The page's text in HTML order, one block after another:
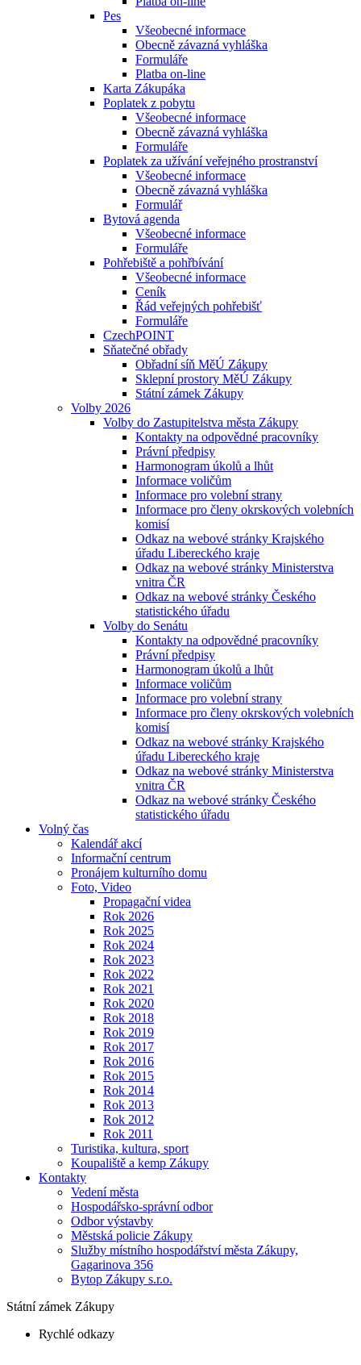
Pes
Všeobecné informace
Obecně závazná vyhláška
Formuláře
Platba on-line
Karta Zákupáka
Poplatek z pobytu
Všeobecné informace
Obecně závazná vyhláška
Formuláře
Poplatek za užívání veřejného prostranství
Všeobecné informace
Obecně závazná vyhláška
Formulář
Bytová agenda
Všeobecné informace
Formuláře
Pohřebiště a pohřbívání
Všeobecné informace
Ceník
Řád veřejných pohřebišť
Formuláře
CzechPOINT
Sňatečné obřady
Obřadní síň MěÚ Zákupy
Sklepní prostory MěÚ Zákupy
Státní zámek Zákupy
Volby 2026
Volby do Zastupitelstva města Zákupy
Kontakty na odpovědné pracovníky
Právní předpisy
Harmonogram úkolů a lhůt
Informace voličům
Informace pro volební strany
Informace pro členy okrskových volebních
komisí
Odkaz na webové stránky Krajského
úřadu Libereckého kraje
Odkaz na webové stránky Ministerstva
vnitra ČR
Odkaz na webové stránky Českého
statistického úřadu
Volby do Senátu
Kontakty na odpovědné pracovníky
Právní předpisy
Harmonogram úkolů a lhůt
Informace voličům
Informace pro volební strany
Informace pro členy okrskových volebních
komisí
Odkaz na webové stránky Krajského
úřadu Libereckého kraje
Odkaz na webové stránky Ministerstva
vnitra ČR
Odkaz na webové stránky Českého
statistického úřadu
Volný čas
Kalendář akcí
Informační centrum
Pronájem kulturního domu
Foto, Video
Propagační videa
Rok 2026
Rok 2025
Rok 2024
Rok 2023
Rok 2022
Rok 2021
Rok 2020
Rok 2018
Rok 2019
Rok 2017
Rok 2016
Rok 2015
Rok 2014
Rok 2013
Rok 2012
Rok 2011
Turistika, kultura, sport
Koupaliště a kemp Zákupy
Kontakty
Vedení města
Hospodářsko-správní odbor
Odbor výstavby
Městská policie Zákupy
Služby místního hospodářství města Zákupy,
Gagarinova 356
Bytop Zákupy s.r.o.
Státní zámek Zákupy
Rychlé odkazy